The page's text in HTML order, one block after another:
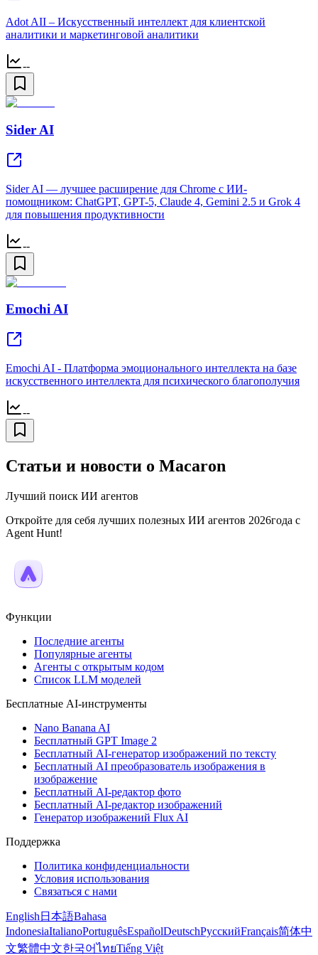
Adot AII – Искусственный интеллект для клиентской
аналитики и маркетинговой аналитики
--
Sider AI
Sider AI — лучшее расширение для Chrome с ИИ-
помощником: ChatGPT, GPT-5, Claude 4, Gemini 2.5 и Grok 4
для повышения продуктивности
--
Emochi AI
Emochi AI - Платформа эмоционального интеллекта на базе
искусственного интеллекта для психического благополучия
--
Статьи и новости о Macaron
Лучший поиск ИИ агентов
Откройте для себя лучших полезных ИИ агентов 2026года с
Agent Hunt!
Функции
Последние агенты
Популярные агенты
Агенты с открытым кодом
Список LLM моделей
Бесплатные AI-инструменты
Nano Banana AI
Бесплатный GPT Image 2
Бесплатный AI-генератор изображений по тексту
Бесплатный AI преобразователь изображения в
изображение
Бесплатный AI-редактор фото
Бесплатный AI-редактор изображений
Генератор изображений Flux AI
Поддержка
Политика конфиденциальности
Условия использования
Связаться с нами
English 日本語Bahasa
IndonesiaItalianoPortuguêsEspañolDeutschРусскийFrançais简体中
文繁體中文한국어ไทยTiếng Việt